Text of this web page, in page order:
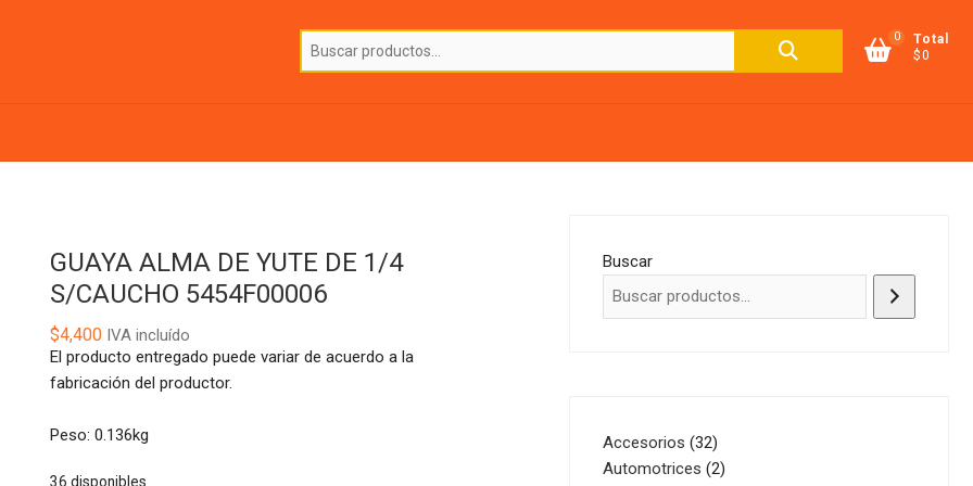
Buscar
0
Total
$0
GUAYA ALMA DE YUTE DE 1/4
S/CAUCHO 5454F00006
$4,400 IVA incluído
El producto entregado puede variar de acuerdo a la
fabricación del productor.
Peso: 0.136kg
36 disponibles
Buscar
Accesorios 3232
productos
Automotrices 22